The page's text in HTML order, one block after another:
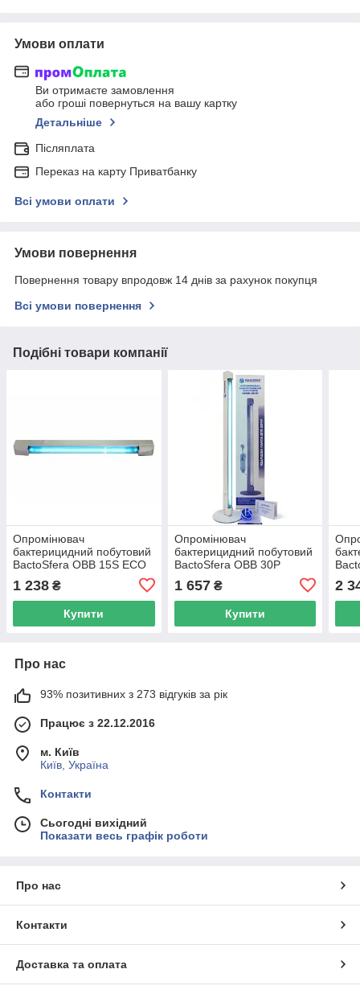
Умови оплати
Ви отримаєте замовлення
або гроші повернуться на вашу картку
Детальніше
Післяплата
Переказ на карту Приватбанку
Всі умови оплати
Умови повернення
Повернення товару впродовж 14 днів за рахунок покупця
Всі умови повернення
Подібні товари компанії
Опромінювач
бактерицидний побутовий
BactoSfera OBB 15S ECO
1 238 ₴
Купити
Опромінювач
бактерицидний побутовий
BactoSfera OBB 30P
1 657₴
Купити
2
Про нас
93% позитивних з 273 відгуків за рік
Працює з 22.12.2016
м. Київ
Київ, Україна
Контакти
Сьогодні вихідний
Показати весь графік роботи
Про нас
Контакти
Доставка та оплата